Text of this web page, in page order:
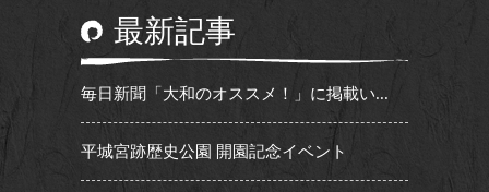
最新記事
毎日新聞「大和のオススメ！」に掲載い...
平城宮跡歴史公園 開園記念イベント